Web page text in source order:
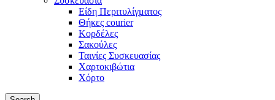
Είδη Περιτυλίγματος
Θήκες courier
Κορδέλες
Σακούλες
Ταινίες Συσκευασίας
Χαρτοκιβώτια
Χόρτο